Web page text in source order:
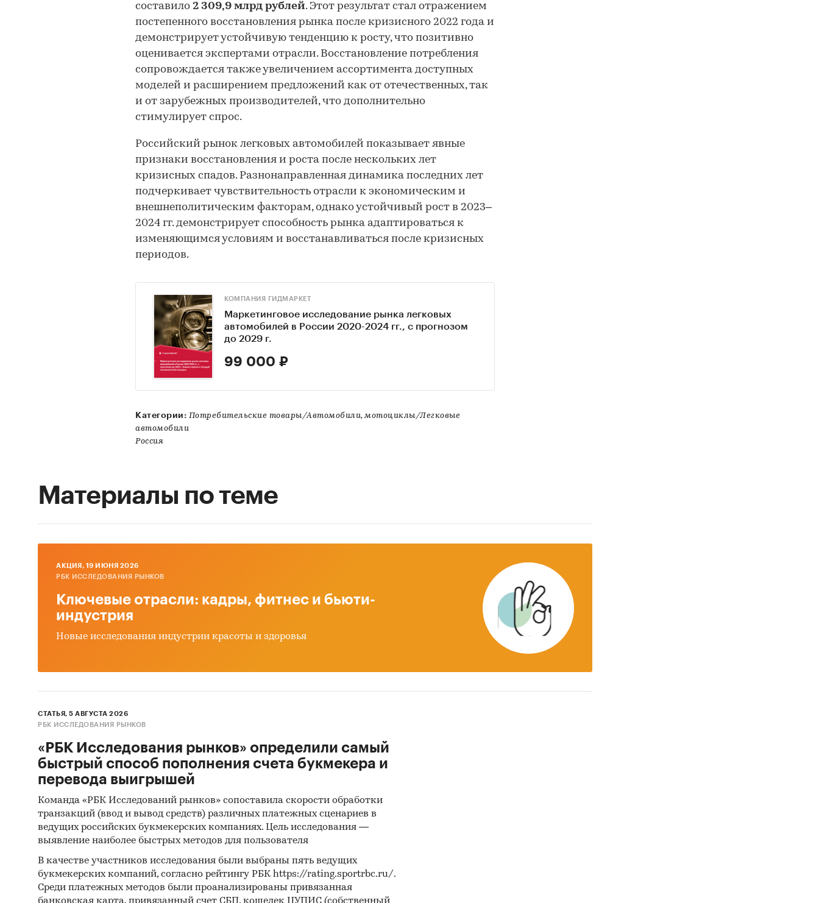
составило 2 309,9 млрд рублей. Этот результат стал отражением
постепенного восстановления рынка после кризисного 2022 года и
демонстрирует устойчивую тенденцию к росту, что позитивно
оценивается экспертами отрасли. Восстановление потребления
сопровождается также увеличением ассортимента доступных
моделей и расширением предложений как от отечественных, так
и от зарубежных производителей, что дополнительно
стимулирует спрос.
Российский рынок легковых автомобилей показывает явные
признаки восстановления и роста после нескольких лет
кризисных спадов. Разнонаправленная динамика последних лет
подчеркивает чувствительность отрасли к экономическим и
внешнеполитическим факторам, однако устойчивый рост в 2023–
2024 гг. демонстрирует способность рынка адаптироваться к
изменяющимся условиям и восстанавливаться после кризисных
периодов.
КОМПАНИЯ ГИДМАРКЕТ
Маркетинговое исследование рынка легковых
автомобилей в России 2020-2024 гг., с прогнозом
до 2029 г.
99 000 ₽
Категории: Потребительские товары/Автомобили, мотоциклы/Легковые
автомобили
Россия
Материалы по теме
AКЦИЯ, 19 ИЮНЯ 2026
РБК ИССЛЕДОВАНИЯ РЫНКОВ
Ключевые отрасли: кадры, фитнес и бьюти-
индустрия
Новые исследования индустрии красоты и здоровья
СТАТЬЯ, 5 АВГУСТА 2026
РБК ИССЛЕДОВАНИЯ РЫНКОВ
«РБК Исследования рынков» определили самый
быстрый способ пополнения счета букмекера и
перевода выигрышей
Команда «РБК Исследований рынков» сопоставила скорости обработки
транзакций (ввод и вывод средств) различных платежных сценариев в
ведущих российских букмекерских компаниях. Цель исследования —
выявление наиболее быстрых методов для пользователя
В качестве участников исследования были выбраны пять ведущих
букмекерских компаний, согласно рейтингу РБК https://rating.sportrbc.ru/.
Среди платежных методов были проанализированы привязанная
банковская карта, привязанный счет СБП, кошелек ЦУПИС (собственный